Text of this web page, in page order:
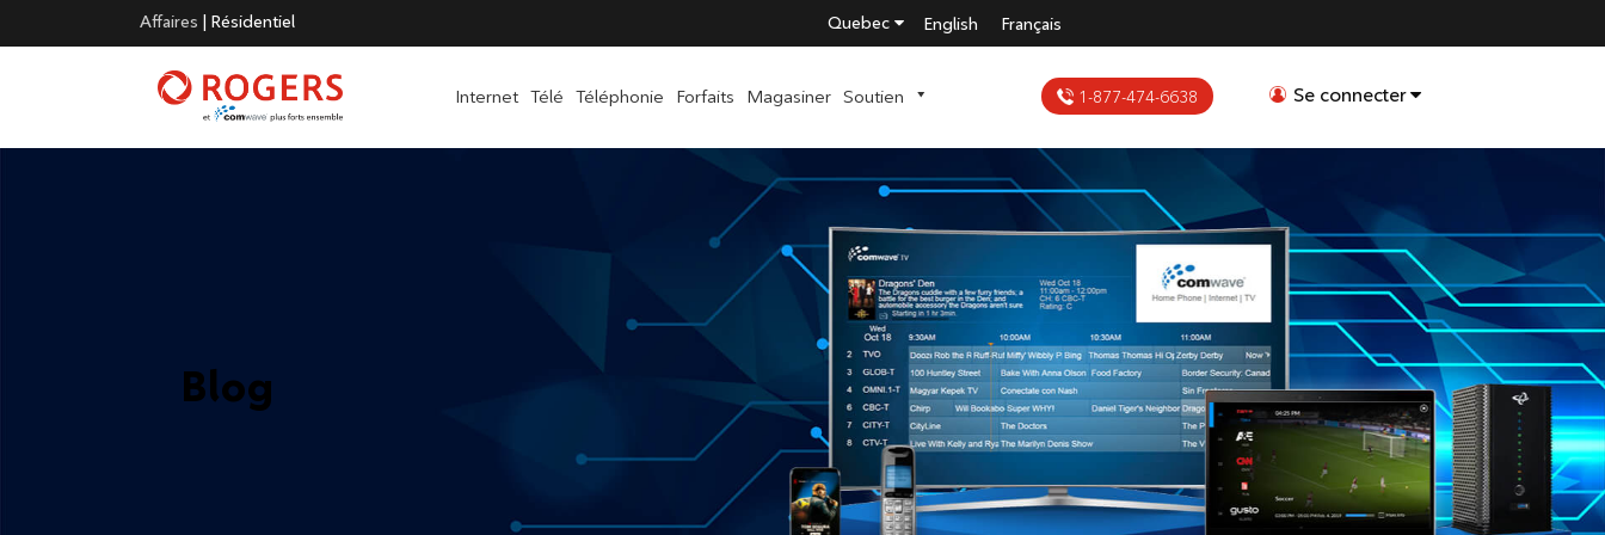
Affaires | Résidentiel Quebec English Français
Internet Télé Téléphonie Forfaits Magasiner Soutien 1-877-474-6638 Se connecter
Blog